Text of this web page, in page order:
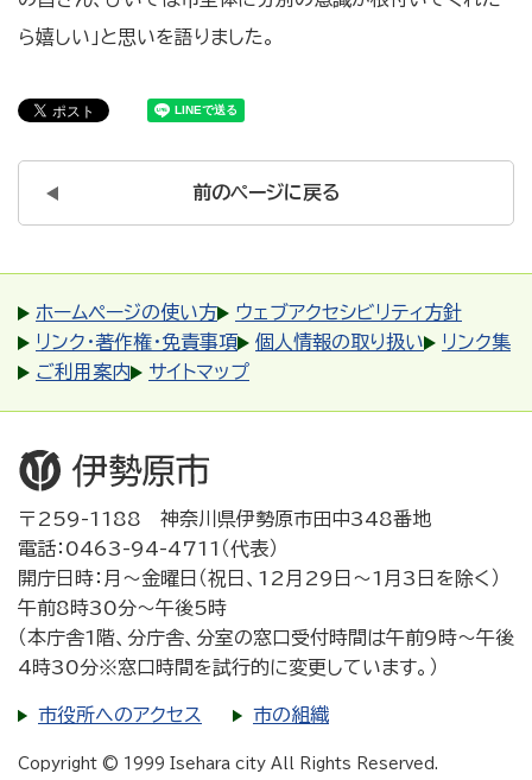
ら嬉しい」と思いを語りました。
前のページに戻る
ホームページの使い方
ウェブアクセシビリティ方針
リンク・著作権・免責事項
個人情報の取り扱い
リンク集
ご利用案内
サイトマップ
〒259-1188 神奈川県伊勢原市田中348番地
電話：0463-94-4711（代表）
開庁日時：月～金曜日（祝日、12月29日～1月3日を除く）
午前8時30分～午後5時
（本庁舎1階、分庁舎、分室の窓口受付時間は午前9時～午後
4時30分※窓口時間を試行的に変更しています。）
市役所へのアクセス 市の組織
Copyright © 1999 Isehara city All Rights Reserved.